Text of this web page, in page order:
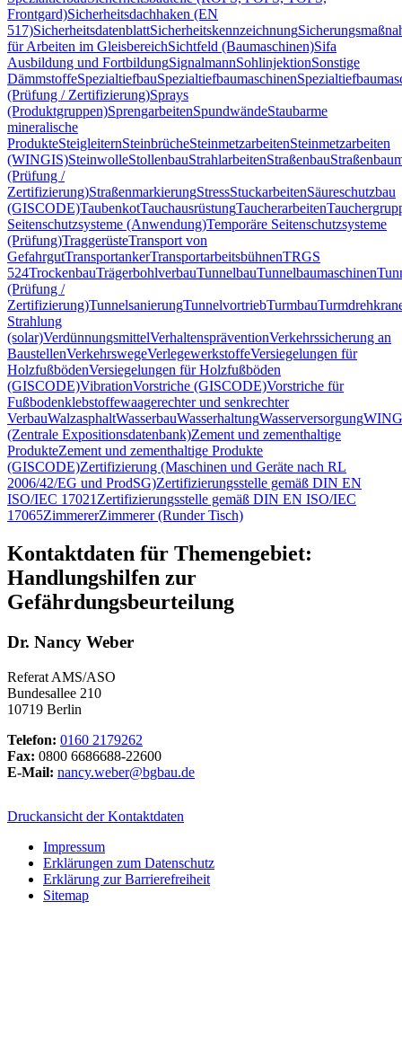
Frontgard)Sicherheitsdachhaken (EN
517)SicherheitsdatenblattSicherheitskennzeichnung
für Arbeiten im GleisbereichSichtfeld (Baumaschinen)Sifa
Ausbildung und FortbildungSignalmannSohlinjektionSonstige
DämmstoffeSpezialtiefbauSpezialtiefbaumaschinen
(Prüfung / Zertifizierung)Sprays
(Produktgruppen)SprengarbeitenSpundwändeStaubarme
mineralische
ProdukteSteigleiternSteinbrücheSteinmetzarbeitenSteinmetzarbeiten
(WINGIS)SteinwolleStollenbauStrahlarbeitenStraßenbau
(Prüfung /
Zertifizierung)StraßenmarkierungStressStuckarbeitenSäureschutzbau
(GISCODE)TaubenkotTauchausrüstungTaucherarbeiten
Seitenschutzsysteme (Anwendung)Temporäre Seitenschutzsysteme
(Prüfung)TraggerüsteTransport von
GefahrgutTransportankerTransportarbeitsbühnenTRGS
524TrockenbauTrägerbohlverbauTunnelbauTunnelbaumaschinen
(Prüfung /
Zertifizierung)TunnelsanierungTunnelvortriebTurmbau
Strahlung
(solar)VerdünnungsmittelVerhaltenspräventionVerkehrssicherung an
BaustellenVerkehrswegeVerlegewerkstoffeVersiegelungen für
HolzfußbödenVersiegelungen für Holzfußböden
(GISCODE)VibrationVorstriche (GISCODE)Vorstriche für
Fußbodenklebstoffewaagerechter und senkrechter
VerbauWalzasphaltWasserbauWasserhaltungWasserversorgung
(Zentrale Expositionsdatenbank)Zement und zementhaltige
ProdukteZement und zementhaltige Produkte
(GISCODE)Zertifizierung (Maschinen und Geräte nach RL
2006/42/EG und ProdSG)Zertifizierungsstelle gemäß DIN EN
ISO/IEC 17021Zertifizierungsstelle gemäß DIN EN ISO/IEC
17065ZimmererZimmerer (Runder Tisch)
Kontaktdaten für Themengebiet:
Handlungshilfen zur
Gefährdungsbeurteilung
Dr. Nancy Weber
Referat AMS/ASO
Bundesallee 210
10719 Berlin
Telefon: 0160 2179262
Fax: 0800 6686688-22600
E-Mail: nancy.weber@bgbau.de
Druckansicht der Kontaktdaten
Impressum
Erklärungen zum Datenschutz
Erklärung zur Barrierefreiheit
Sitemap